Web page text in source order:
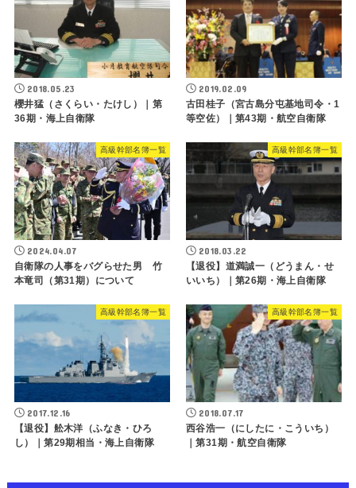
2018.05.23
櫻井猛（さくらい・たけし）｜第
36期・海上自衛隊
2019.02.09
古田桂子（宮古島分屯基地司令・1
等空佐）｜第43期・航空自衛隊
高級幹部名簿一覧
2024.04.07
自衛隊の人事をバグらせた男 竹
本竜司（第31期）について
高級幹部名簿一覧
2018.03.22
【退役】道満誠一（どうまん・せ
いいち）｜第26期・海上自衛隊
高級幹部名簿一覧
2017.12.16
【退役】舩木洋（ふなき・ひろ
し）｜第29期相当・海上自衛隊
高級幹部名簿一覧
2018.07.17
西谷浩一（にしたに・こういち）
｜第31期・航空自衛隊